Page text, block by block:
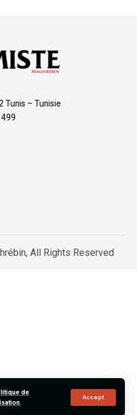
de
.
Accept
Tunis – Tunisie
All Rights Reserved